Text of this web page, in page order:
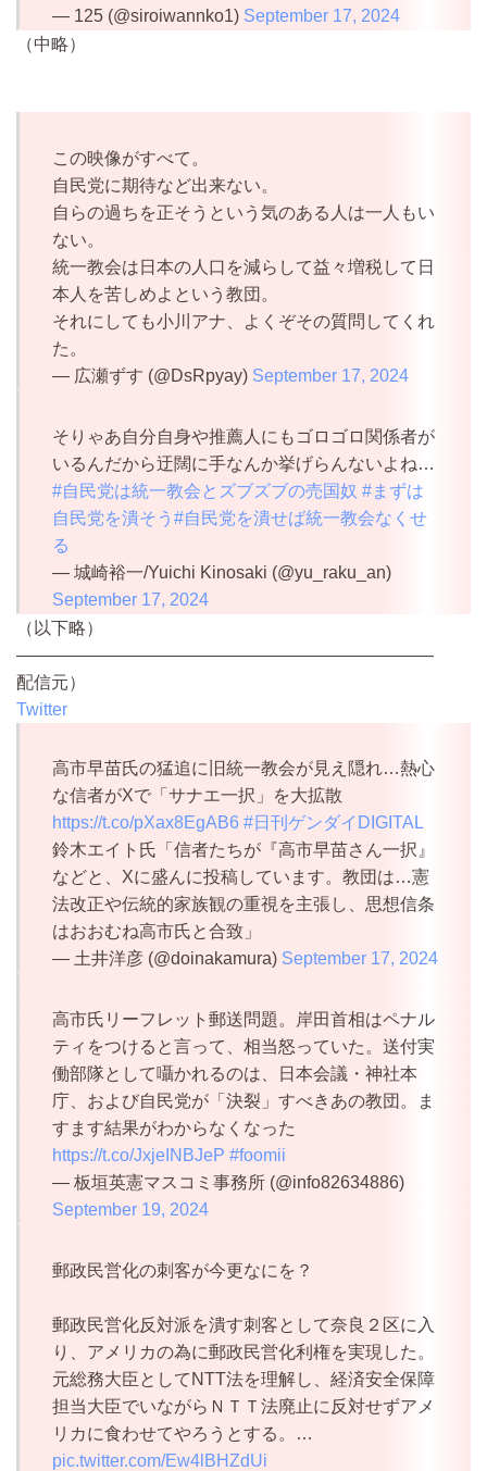
— 125 (@siroiwannko1) September 17, 2024
（中略）
この映像がすべて。
自民党に期待など出来ない。
自らの過ちを正そうという気のある人は一人もい
ない。
統一教会は日本の人口を減らして益々増税して日
本人を苦しめよという教団。
それにしても小川アナ、よくぞその質問してくれ
た。
— 広瀬ずす (@DsRpyay) September 17, 2024
そりゃあ自分自身や推薦人にもゴロゴロ関係者が
いるんだから迂闊に手なんか挙げらんないよね…
#自民党は統一教会とズブズブの売国奴 #まずは
自民党を潰そう #自民党を潰せば統一教会なくせ
る
— 城崎裕一/Yuichi Kinosaki (@yu_raku_an)
September 17, 2024
（以下略）
————————————————————————
配信元）
Twitter
高市早苗氏の猛追に旧統一教会が見え隠れ…熱心
な信者がXで「サナエ一択」を大拡散
https://t.co/pXax8EgAB6 #日刊ゲンダイDIGITAL
鈴木エイト氏「信者たちが『高市早苗さん一択』
などと、Xに盛んに投稿しています。教団は…憲
法改正や伝統的家族観の重視を主張し、思想信条
はおおむね高市氏と合致」
— 土井洋彦 (@doinakamura) September 17, 2024
高市氏リーフレット郵送問題。岸田首相はペナル
ティをつけると言って、相当怒っていた。送付実
働部隊として囁かれるのは、日本会議・神社本
庁、および自民党が「決裂」すべきあの教団。ま
すます結果がわからなくなった
https://t.co/JxjeINBJeP #foomii
— 板垣英憲マスコミ事務所 (@info82634886)
September 19, 2024
郵政民営化の刺客が今更なにを？
郵政民営化反対派を潰す刺客として奈良２区に入
り、アメリカの為に郵政民営化利権を実現した。
元総務大臣としてNTT法を理解し、経済安全保障
担当大臣でいながらＮＴＴ法廃止に反対せずアメ
リカに食わせてやろうとする。…
pic.twitter.com/Ew4lBHZdUi